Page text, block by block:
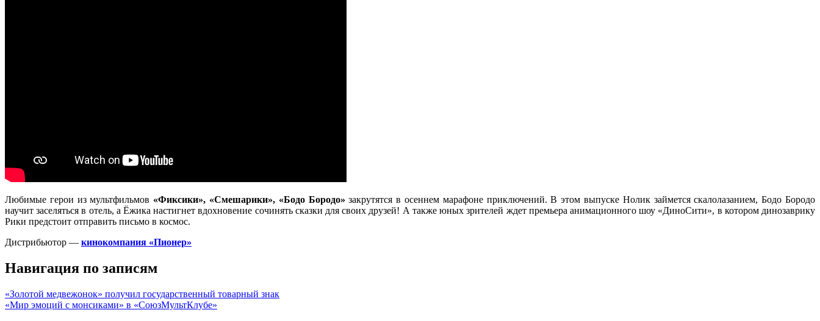
Любимые герои из мультфильмов «Фиксики», «Смешарики», «Бодо Бородо» закрутятся в осеннем марафоне приключений. В этом выпуске Нолик займется скалолазанием, Бодо Бородо
научит заселяться в отель, а Ёжика настигнет вдохновение сочинять сказки для своих друзей! А также юных зрителей ждет премьера анимационного шоу «ДиноСити», в котором динозаврику
Рики предстоит отправить письмо в космос.
Дистрибьютор — кинокомпания «Пионер»
Навигация по записям
«Золотой медвежонок» получил государственный товарный знак
«Мир эмоций с монсиками» в «СоюзМультКлубе»